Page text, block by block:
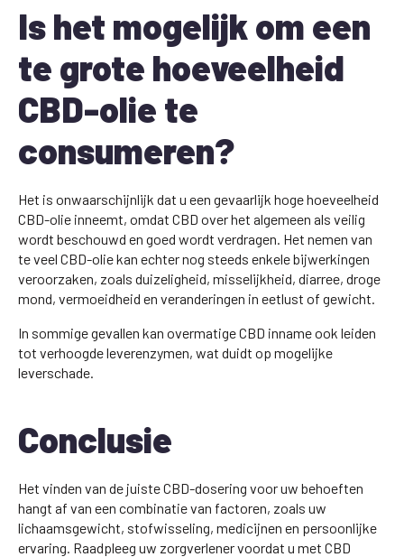
Is het mogelijk om een
te grote hoeveelheid
CBD-olie te
consumeren?
Het is onwaarschijnlijk dat u een gevaarlijk hoge hoeveelheid
CBD-olie inneemt, omdat CBD over het algemeen als veilig
wordt beschouwd en goed wordt verdragen. Het nemen van
te veel CBD-olie kan echter nog steeds enkele bijwerkingen
veroorzaken, zoals duizeligheid, misselijkheid, diarree, droge
mond, vermoeidheid en veranderingen in eetlust of gewicht.
In sommige gevallen kan overmatige CBD inname ook leiden
tot verhoogde leverenzymen, wat duidt op mogelijke
leverschade.
Conclusie
Het vinden van de juiste CBD-dosering voor uw behoeften
hangt af van een combinatie van factoren, zoals uw
lichaamsgewicht, stofwisseling, medicijnen en persoonlijke
ervaring. Raadpleeg uw zorgverlener voordat u met CBD